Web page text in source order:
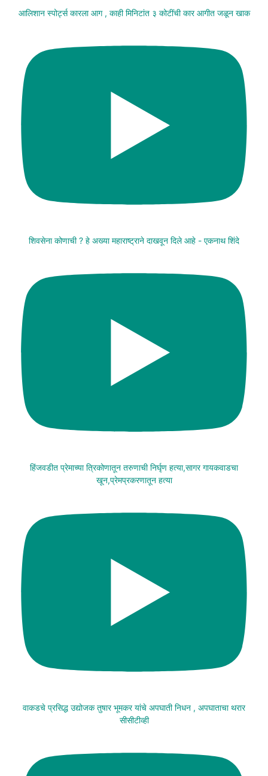
आलिशान स्पोर्ट्स कारला आग , काही मिनिटांत ३ कोटींची कार आगीत जळून खाक
शिवसेना कोणाची ? हे अख्या महाराष्ट्राने दाखवून दिले आहे - एकनाथ शिंदे
हिंजवडीत प्रेमाच्या त्रिकोणातून तरुणाची निर्घृण हत्या,सागर गायकवाडचा
खून,प्रेमप्रकरणातून हत्या
वाकडचे प्रसिद्ध उद्योजक तुषार भूमकर यांचे अपघाती निधन , अपघाताचा थरार
सीसीटीव्ही